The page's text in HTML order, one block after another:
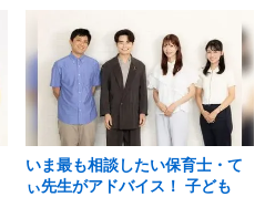
いま最も相談したい保育士・て
ぃ先生がアドバイス！ 子ども